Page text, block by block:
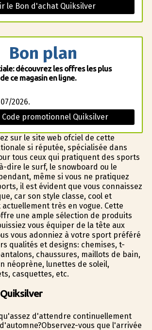
le Bon d'achat Quiksilver
Bon plan
découvrez les offres les plus
ce magasin en ligne.
2026.
Code promotionnel Quiksilver
sur le site web officiel de cette
si réputée, spécialisée dans
tous ceux qui pratiquent des sports
dire le surf, le snowboard ou le
même si vous ne pratiquez
il est évident que vous connaissez
car son style classe, cool et
très en vogue. Cette
une ample sélection de produits
vous équiper de la tête aux
vous adonniez à votre sport préféré
qualités et designs: chemises, t-
chaussures, maillots de bain,
néoprène, lunettes de soleil,
casquettes, etc.
d'attendre continuellement
vous que l'arrivée